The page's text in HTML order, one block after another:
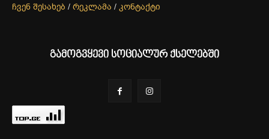
ჩვენ შესახებ / რეკლამა / კონტაქტი
გამოგვყევი სოციალურ ქსელებში